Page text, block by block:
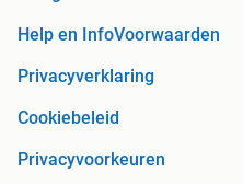
Help en InfoVoorwaarden
Privacyverklaring
Cookiebeleid
Privacyvoorkeuren